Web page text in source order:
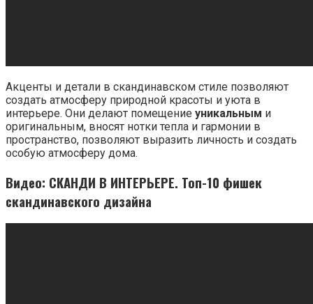
Акценты и детали в скандинавском стиле позволяют
создать атмосферу природной красоты и уюта в
интерьере. Они делают помещение уникальным и
оригинальным, вносят нотки тепла и гармонии в
пространство, позволяют выразить личность и создать
особую атмосферу дома.
Видео: СКАНДИ В ИНТЕРЬЕРЕ. Топ-10 фишек
скандинавского дизайна